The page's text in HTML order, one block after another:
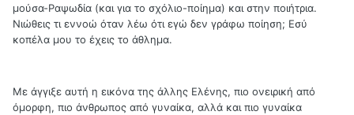
μούσα-Ραψωδία (και για το σχόλιο-ποίημα) και στην ποιήτρια.
Νιώθεις τι εννοώ όταν λέω ότι εγώ δεν γράφω ποίηση; Εσύ
κοπέλα μου το έχεις το άθλημα.
Με άγγιξε αυτή η εικόνα της άλλης Ελένης, πιο ονειρική από
όμορφη, πιο άνθρωπος από γυναίκα, αλλά και πιο γυναίκα